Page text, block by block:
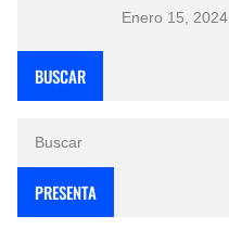
Enero 15, 2024
BUSCAR
PRESENTA